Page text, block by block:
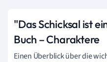
"Das Schicksal ist
Buch – Charaktere
Einen Überblick über die